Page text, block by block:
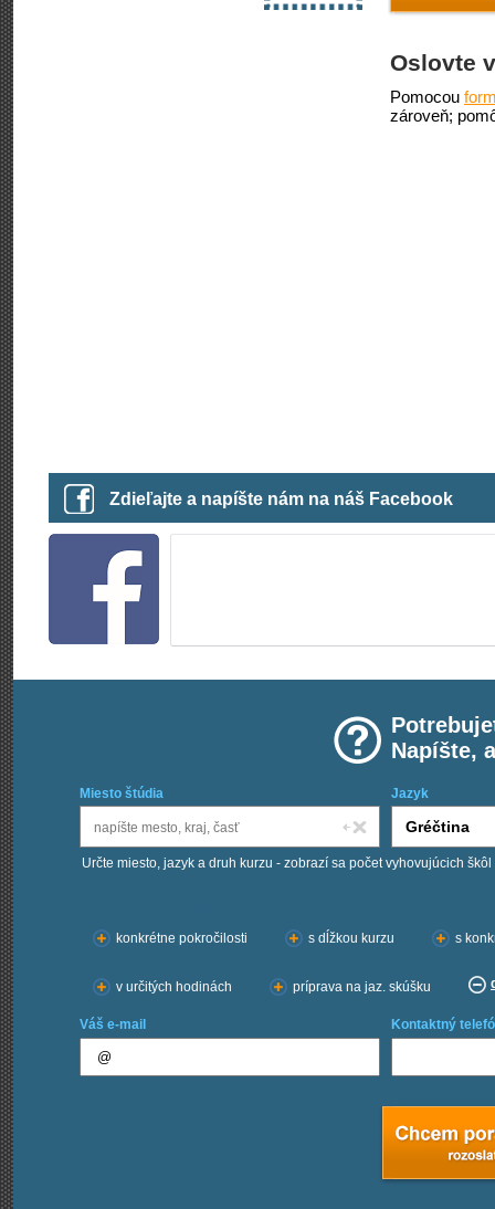
Oslovte
Pomocou
zároveň;
Zdieľajte a napíšte nám na náš Facebook
Napíšte,
Miesto štúdia Jazyk
Určte miesto, jazyk a druh kurzu - zobrazí sa počet vyhovujúcich škôl
konkrétne pokročilosti
s dĺžkou kurzu s
v určitých hodinách príprava na jaz. skúšku
Váš e-mail Kontaktný